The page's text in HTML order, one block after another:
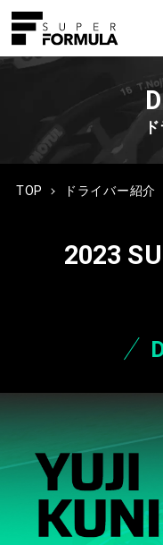
TOP ドライバー紹介
2023